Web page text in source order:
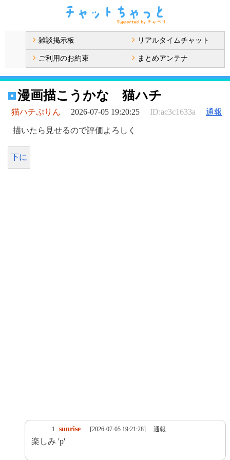
雑談掲示板 リアルタイムチャット
ご利用のお約束 まとめアンテナ
漫画描こうかな 猫ハチ
猫ハチぷりん 2026-07-05 19:20:25 ID:ac3c1633a 通報
描いたら見せるので評価よろしく
下に
1 sunrise [2026-07-05 19:21:28] 通報
楽しみ 'p'